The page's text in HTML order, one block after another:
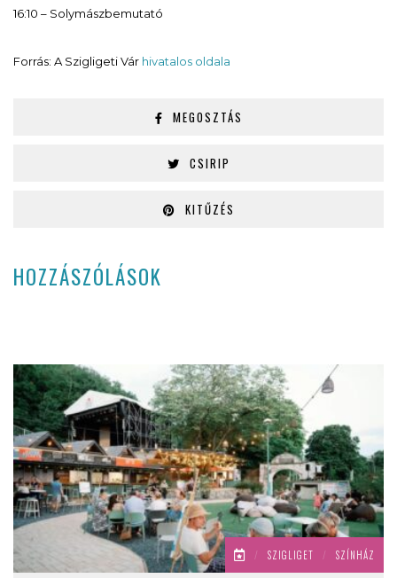
16:10 – Solymászbemutató
Forrás: A Szigligeti Vár hivatalos oldala
MEGOSZTÁS
CSIRIP
KITŰZÉS
HOZZÁSZÓLÁSOK
/ SZIGLIGET / SZÍNHÁZ